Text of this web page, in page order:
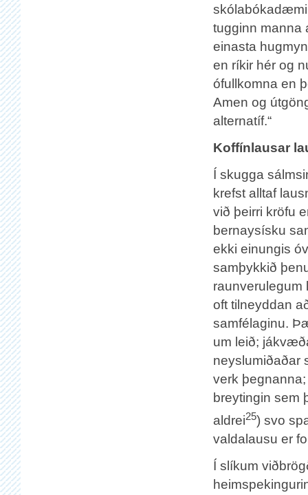
tugginn manna
einasta
en ríkir hér og
ófullkomna en
Amen og
alternatíf.“
Koffínlausar
Í skugga
krefst alltaf
við þeirri kröfu
bernaysísku
ekki einungis
samþykkið
raunverulegum
oft tilneyddan
samfélaginu.
um leið;
neyslumiðaðar
verk
breytingin sem
aldrei25) svo
valdalausu er
Í slíkum